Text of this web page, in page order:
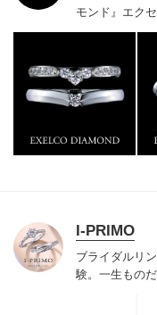
モンド』 エク
ベルギー発祥
門店としてリ
す。おふたり
い想いで「ヴ
ナ」「保証内
I-PRIMO
ブライダルリ
験。一生もの